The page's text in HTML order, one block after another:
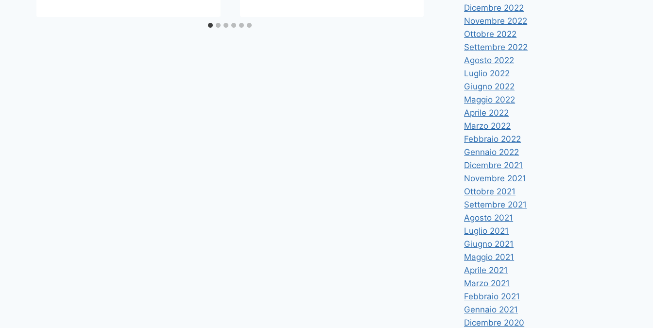
Dicembre 2022
Novembre 2022
Ottobre 2022
Settembre 2022
Agosto 2022
Luglio 2022
Giugno 2022
Maggio 2022
Aprile 2022
Marzo 2022
Febbraio 2022
Gennaio 2022
Dicembre 2021
Novembre 2021
Ottobre 2021
Settembre 2021
Agosto 2021
Luglio 2021
Giugno 2021
Maggio 2021
Aprile 2021
Marzo 2021
Febbraio 2021
Gennaio 2021
Dicembre 2020